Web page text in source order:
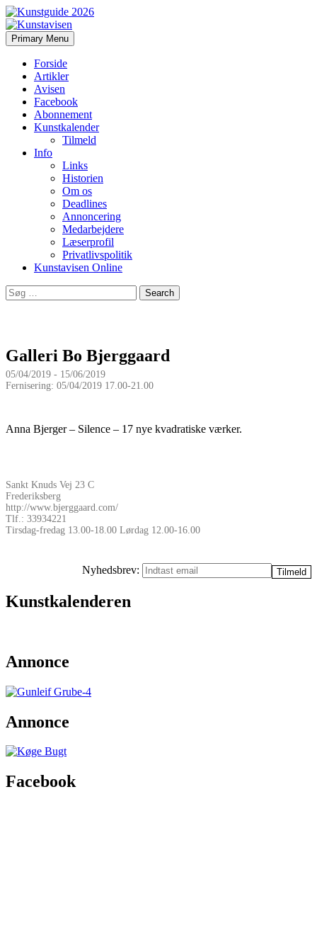
Kunstavisen
Search
Primary Menu Skip
to
Forside
Artikler
Avisen
Facebook
Abonnement
Kunstkalender
Tilmeld
Info
Links
Historien
Om os
Deadlines
Annoncering
Medarbejdere
Læserprofil
Privatlivspolitik
Kunstavisen Online
Search
for:
Galleri Bo Bjerggaard
05/04/2019 - 15/06/2019
Fernisering: 05/04/2019 17.00-21.00
Anna Bjerger – Silence – 17 nye kvadratiske værker.
Sankt Knuds Vej 23 C
Frederiksberg
http://www.bjerggaard.com/
Tlf.: 33934221
Tirsdag-fredag 13.00-18.00 Lørdag 12.00-16.00
Nyhedsbrev:
Kunstkalenderen
Annonce
Annonce
Facebook